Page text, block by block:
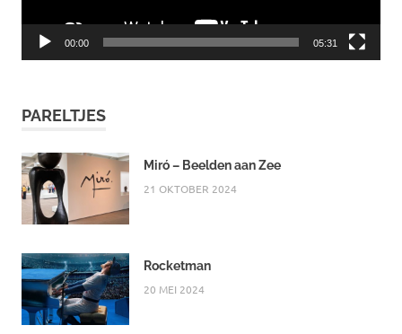
00:00 05:31
PARELTJES
Miró – Beelden aan Zee
21 OKTOBER 2024
Rocketman
20 MEI 2024